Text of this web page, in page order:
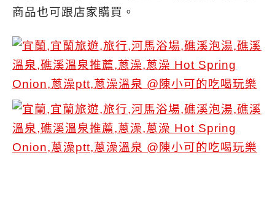
商品也可跟店家購買。